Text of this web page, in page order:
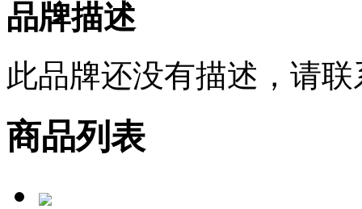
品牌描述
此品牌还没有描述，请
商品列表